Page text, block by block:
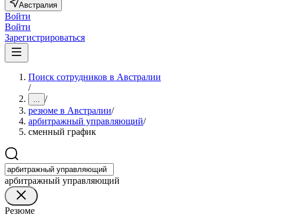
Австралия
Войти
Войти
Зарегистрироваться
Поиск сотрудников в Австралии
/
... /
резюме в Австралии/
арбитражный управляющий/
сменный график
арбитражный управляющий
Резюме